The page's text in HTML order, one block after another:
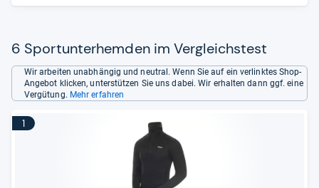
6 Sportunterhemden im Vergleichstest
Wir arbeiten unabhängig und neutral. Wenn Sie auf ein verlinktes Shop-
Angebot klicken, unterstützen Sie uns dabei. Wir erhalten dann ggf. eine
Vergütung. Mehr erfahren
1